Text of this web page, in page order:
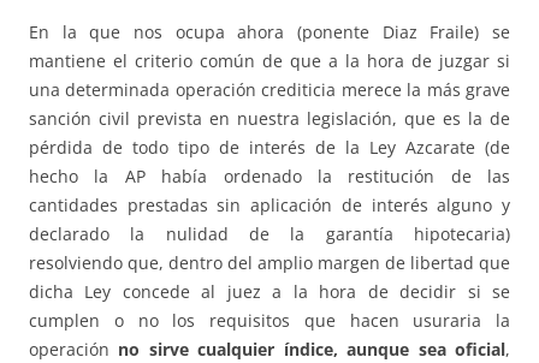
En la que nos ocupa ahora (ponente Diaz Fraile) se
mantiene el criterio común de que a la hora de juzgar si
una determinada operación crediticia merece la más grave
sanción civil prevista en nuestra legislación, que es la de
pérdida de todo tipo de interés de la Ley Azcarate (de
hecho la AP había ordenado la restitución de las
cantidades prestadas sin aplicación de interés alguno y
declarado la nulidad de la garantía hipotecaria)
resolviendo que, dentro del amplio margen de libertad que
dicha Ley concede al juez a la hora de decidir si se
cumplen o no los requisitos que hacen usuraria la
operación no sirve cualquier índice, aunque sea oficial,